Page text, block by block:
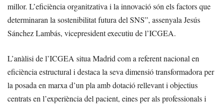
millor. L’eficiència organitzativa i la innovació són els factors que
determinaran la sostenibilitat futura del SNS”, assenyala Jesús
Sánchez Lambás, vicepresident executiu de l’ICGEA.
L’anàlisi de l’ICGEA situa Madrid com a referent nacional en
eficiència estructural i destaca la seva dimensió transformadora per
la posada en marxa d’un pla amb dotació rellevant i objectius
centrats en l’experiència del pacient, eines per als professionals i